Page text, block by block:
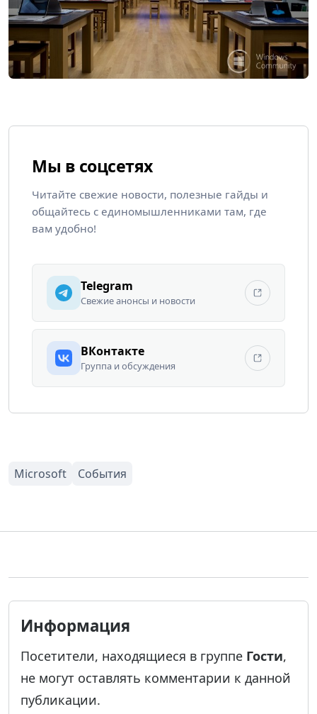
Мы в соцсетях
Читайте свежие новости, полезные гайды и
общайтесь с единомышленниками там, где
вам удобно!
Telegram
Свежие анонсы и новости
ВКонтакте
Группа и обсуждения
Информация
Посетители, находящиеся в группе Гости,
не могут оставлять комментарии к данной
публикации.